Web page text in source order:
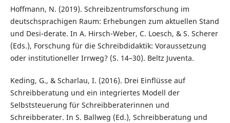
Hoffmann, N. (2019). Schreibzentrumsforschung im
deutschsprachigen Raum: Erhebungen zum aktuellen Stand
und Desi-derate. In A. Hirsch-Weber, C. Loesch, & S. Scherer
(Eds.), Forschung für die Schreibdidaktik: Voraussetzung
oder institutioneller Irrweg? (S. 14–30). Beltz Juventa.
Keding, G., & Scharlau, I. (2016). Drei Einflüsse auf
Schreibberatung und ein integriertes Modell der
Selbststeuerung für Schreibberaterinnen und
Schreibberater. In S. Ballweg (Ed.), Schreibberatung und